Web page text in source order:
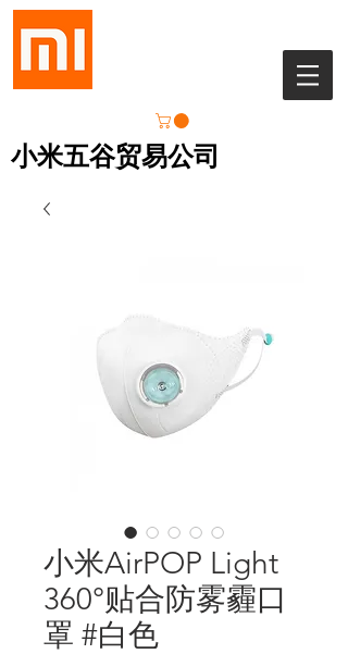
小米五谷贸易公司
小米AirPOP Light
360°贴合防雾霾口
罩 #白色